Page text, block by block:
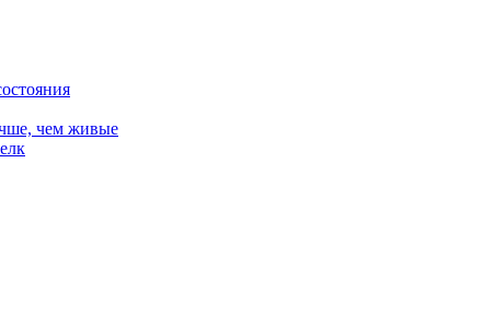
чем живые